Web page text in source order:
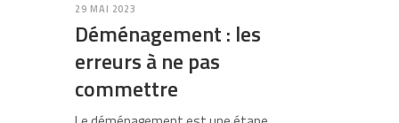
29 MAI 2023
Déménagement : les
erreurs à ne pas
commettre